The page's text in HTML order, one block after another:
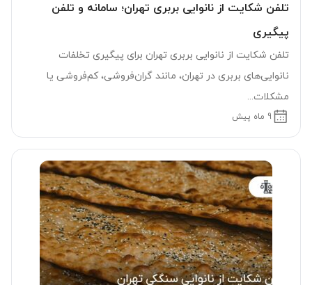
تلفن شکایت از نانوایی بربری تهران؛ سامانه و تلفن
پیگیری
تلفن شکایت از نانوایی بربری تهران برای پیگیری تخلفات
نانوایی‌های بربری در تهران، مانند گران‌فروشی، کم‌فروشی یا
مشکلات...
9 ماه پیش